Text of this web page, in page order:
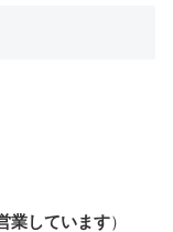
業しています）